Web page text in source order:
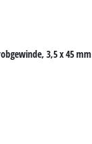
3,5 x 45 mm